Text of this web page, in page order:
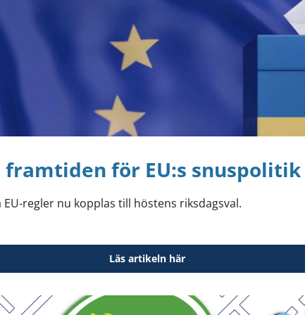
framtiden för EU:s snuspolitik
regler nu kopplas till höstens riksdagsval.
Läs artikeln här